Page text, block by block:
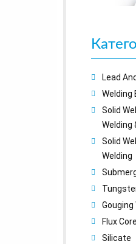
Lead
Welding
Solid
Welding
Solid
Welding
Gouging
Flux
Silicate